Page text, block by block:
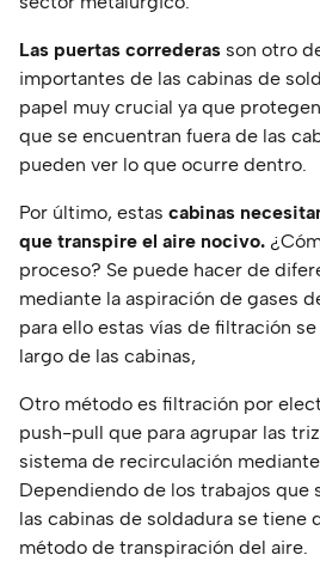
Las puertas correderas son otro
importantes de las cabinas de
papel muy crucial ya que
que se encuentran fuera de las
pueden ver lo que ocurre dentro.
Por último, estas cabinas
que transpire el aire nocivo.
proceso? Se puede hacer de
mediante la aspiración de gases
para ello estas vías de filtración
largo de las cabinas,
Otro método es filtración por
push-pull que para agrupar las
sistema de recirculación
Dependiendo de los trabajos que
las cabinas de soldadura se tiene
método de transpiración del aire.